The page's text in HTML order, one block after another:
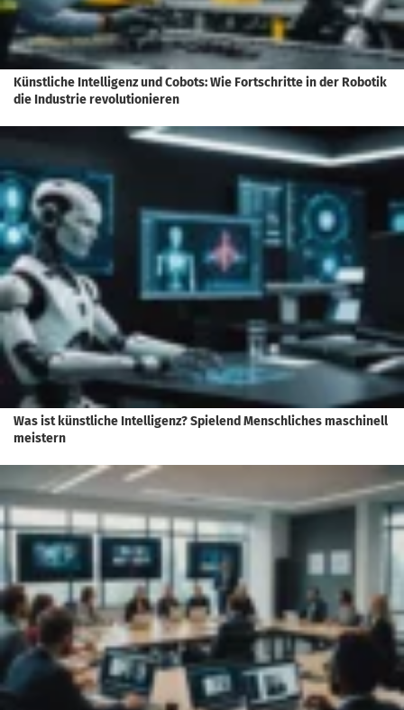
Künstliche Intelligenz und Cobots: Wie Fortschritte in der Robotik
die Industrie revolutionieren
Was ist künstliche Intelligenz? Spielend Menschliches maschinell
meistern